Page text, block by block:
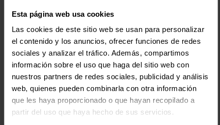
Esta página web usa cookies
Las cookies de este sitio web se usan para personalizar
el contenido y los anuncios, ofrecer funciones de redes
sociales y analizar el tráfico. Además, compartimos
información sobre el uso que haga del sitio web con
nuestros partners de redes sociales, publicidad y análisis
web, quienes pueden combinarla con otra información
que les haya proporcionado o que hayan recopilado a
partir del uso que haya hecho de sus servicios.
Baja calidad de las fotos
Una baja calidad de las imágenes o fotos de
productos con malos ángulos es como decirle al
cliente que no compre nada. “De la vista nace el
amor” dice un viejo refrán, por lo que en una
tienda online las imágenes son lo más atractivo,
reforzadas aparte con buena información y
contenidos útiles.